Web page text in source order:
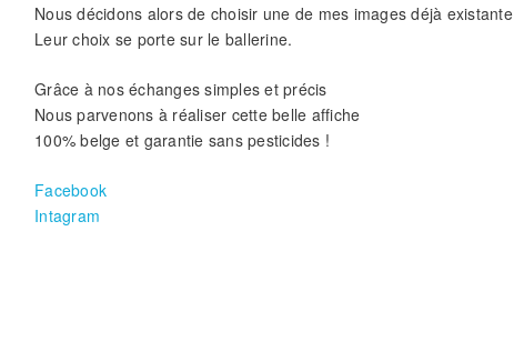
Nous décidons alors de choisir une de mes images déjà existante
Leur choix se porte sur le ballerine.
Grâce à nos échanges simples et précis
Nous parvenons à réaliser cette belle affiche
100% belge et garantie sans pesticides !
Facebook
Intagram